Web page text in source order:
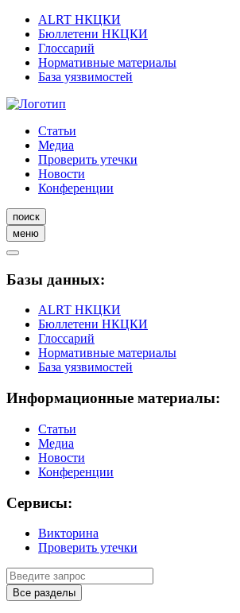
ALRT НКЦКИ
Бюллетени НКЦКИ
Глоссарий
Нормативные материалы
База уязвимостей
Статьи
Медиа
Проверить утечки
Новости
Конференции
поиск
меню
Базы данных:
ALRT НКЦКИ
Бюллетени НКЦКИ
Глоссарий
Нормативные материалы
База уязвимостей
Информационные материалы:
Статьи
Медиа
Новости
Конференции
Сервисы:
Викторина
Проверить утечки
Все разделы